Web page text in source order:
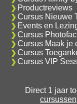
Productreviews
Cursus Nieuwe
Events en
Cursus
Cursus Maak je
Cursus
Cursus VIP
Direct 1 jaar
cursussen